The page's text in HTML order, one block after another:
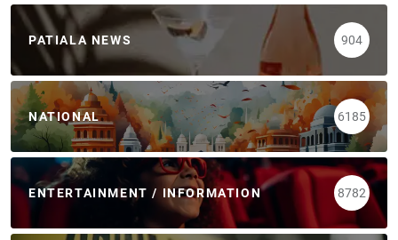
PATIALA NEWS 904
NATIONAL 6185
ENTERTAINMENT / INFORMATION 8782